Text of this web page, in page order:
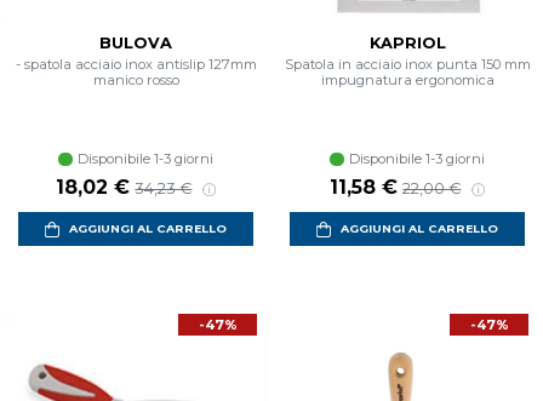
BULOVA
- spatola acciaio inox antislip 127mm
manico rosso
Disponibile 1-3 giorni
Prezzo scontato
18,02 € Prezzo di listino
34,23 €
AGGIUNGI AL CARRELLO
KAPRIOL
Spatola in acciaio inox punta 150 mm
impugnatura ergonomica
Disponibile 1-3 giorni
Prezzo scontato
11,58 € Prezzo di listino
22,00 €
AGGIUNGI AL CARRELLO
-47% -47%